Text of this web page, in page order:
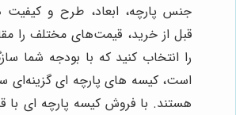
جنس پارچه، ابعاد، طرح و
قبل از خرید، قیمت‌های مختلف را
را انتخاب کنید که با بودجه شما
است، کیسه های پارچه ای گزینه‌ای
هستند. با فروش کیسه پارچه ای با